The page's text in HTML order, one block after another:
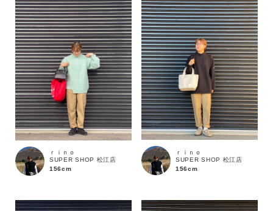
カラー
ｒｉｎｏ
SUPER SHOP 松江店
156cm
ｒｉｎｏ
SUPER SHOP 松江店
156cm